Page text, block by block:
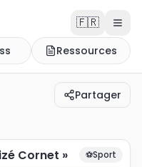
🇫🇷
Ressources
Partager
»
» ? Votez pour
Cornet » ⚽Sport